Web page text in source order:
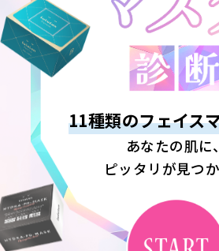
11種類のフェイス
あなたの肌に、
ピッタリが見つ
メイク前の肌
どう感じ
いい感じ！と思
ノリが悪い日
洗顔後の肌
すぐに乾燥して
乾燥や違和感はあ
季節が変わ
肌の調子が気に
よくあ
あまり
肌がテカりや
感じること
よくあ
あまり感じたこ
年齢とともに顔
ちょっと緩んで
最近ちょっと気
感じない、わ
肌悩み、
今どっちが気に
透明感・く
うるおい不足・
エイジングサ
気になる
気になる
まだ気にな